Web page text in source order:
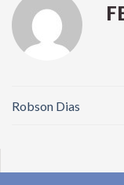
Robson Dias